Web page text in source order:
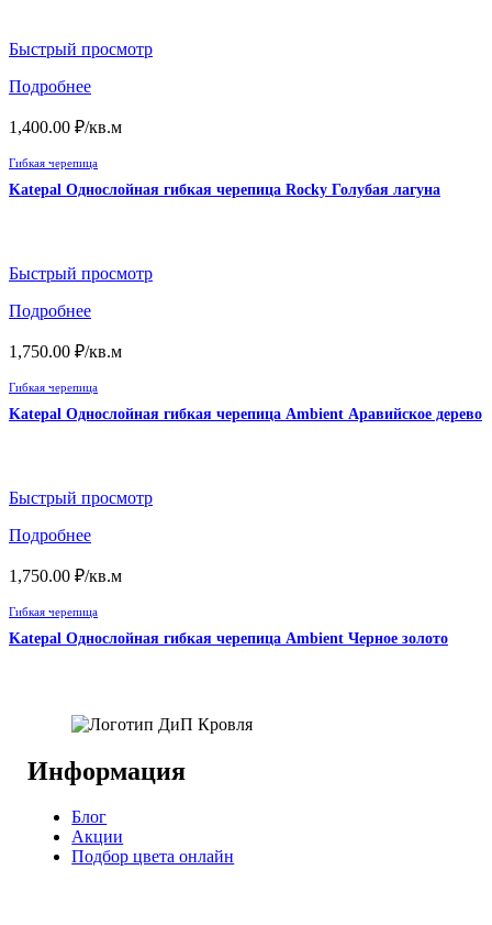
Быстрый просмотр
Подробнее
1,400.00 ₽/кв.м
Гибкая черепица
Katepal Однослойная гибкая черепица Rocky Голубая лагуна
Быстрый просмотр
Подробнее
1,750.00 ₽/кв.м
Гибкая черепица
Katepal Однослойная гибкая черепица Ambient Аравийское дерево
Быстрый просмотр
Подробнее
1,750.00 ₽/кв.м
Гибкая черепица
Katepal Однослойная гибкая черепица Ambient Черное золото
Информация
Блог
Акции
Подбор цвета онлайн